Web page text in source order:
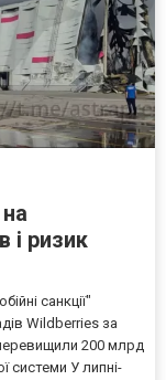
і ризик
санкції"
Wildberries за
200 млрд
системи У липні-